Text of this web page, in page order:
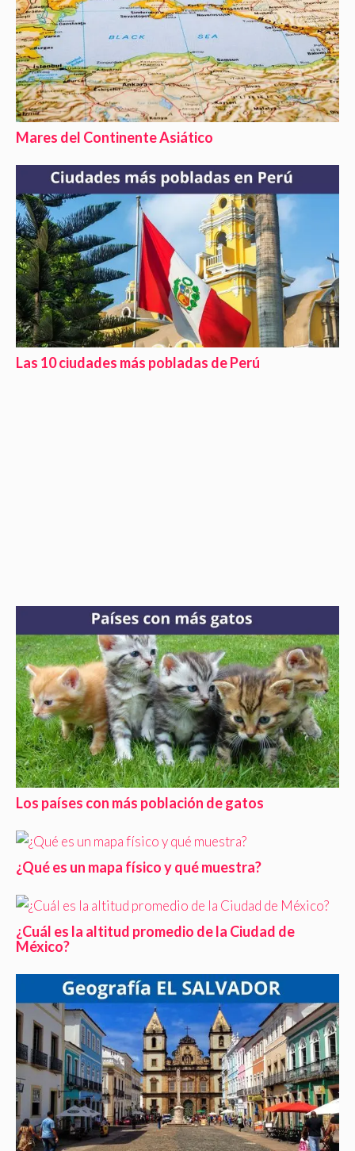
Mares del Continente Asiático
Las 10 ciudades más pobladas de Perú
Los países con más población de gatos
¿Qué es un mapa físico y qué muestra?
¿Cuál es la altitud promedio de la Ciudad de
México?